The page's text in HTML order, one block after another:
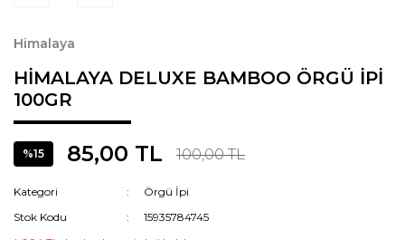
Himalaya
HİMALAYA DELUXE BAMBOO ÖRGÜ İPİ
100GR
%15 85,00 TL 100,00 TL
Kategori
Örgü İpi
Stok Kodu
15935784745